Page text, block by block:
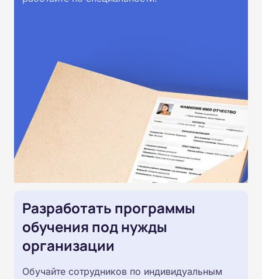
Разработать программы
обучения под нужды
организации
Обучайте сотрудников по индивидуальным